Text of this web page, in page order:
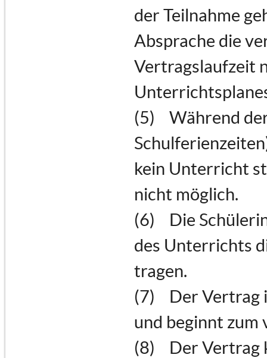
der Teilnahme
Absprache die
Vertragslaufzeit
(5) Während der
kein Unterricht
nicht möglich.
(6) Die
des Unterrichts
tragen.
(7) Der Vertrag
und beginnt
(8) Der Vertrag